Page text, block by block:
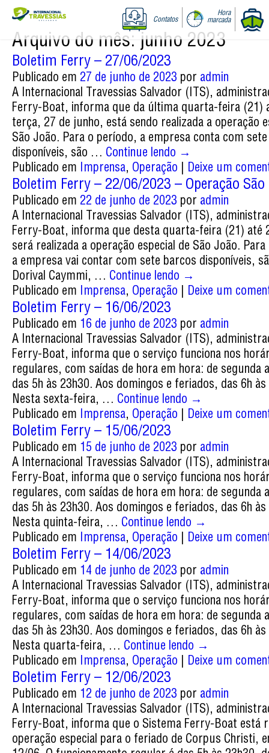
Contatos
Hora
marcada
Arquivo do mês:junho 2023
Boletim Ferry – 27/06/2023
Publicado em 27 de junho de 2023 por admin
A Internacional Travessias Salvador (ITS),
Ferry-Boat, informa que da última quarta-feira (21)
terça, 27 de junho, está sendo realizada a operação
São João. Para o período, a empresa conta com
disponíveis, são … Continue lendo →
Publicado em Imprensa, Operação | Deixe um
Boletim Ferry – 22/06/2023 – Operação São
Publicado em 22 de junho de 2023 por admin
A Internacional Travessias Salvador (ITS),
Ferry-Boat, informa que desta quarta-feira (21) até
será realizada a operação especial de São João.
a empresa vai contar com sete barcos disponíveis,
Dorival Caymmi, … Continue lendo →
Publicado em Imprensa, Operação | Deixe um
Boletim Ferry – 16/06/2023
Publicado em 16 de junho de 2023 por admin
A Internacional Travessias Salvador (ITS),
Ferry-Boat, informa que o serviço funciona nos
regulares, com saídas de hora em hora: de segunda
das 5h às 23h30. Aos domingos e feriados, das 6h
Nesta sexta-feira, … Continue lendo →
Publicado em Imprensa, Operação | Deixe um
Boletim Ferry – 15/06/2023
Publicado em 15 de junho de 2023 por admin
A Internacional Travessias Salvador (ITS),
Ferry-Boat, informa que o serviço funciona nos
regulares, com saídas de hora em hora: de segunda
das 5h às 23h30. Aos domingos e feriados, das 6h
Nesta quinta-feira, … Continue lendo →
Publicado em Imprensa, Operação | Deixe um
Boletim Ferry – 14/06/2023
Publicado em 14 de junho de 2023 por admin
A Internacional Travessias Salvador (ITS),
Ferry-Boat, informa que o serviço funciona nos
regulares, com saídas de hora em hora: de segunda
das 5h às 23h30. Aos domingos e feriados, das 6h
Nesta quarta-feira, … Continue lendo →
Publicado em Imprensa, Operação | Deixe um
Boletim Ferry – 12/06/2023
Publicado em 12 de junho de 2023 por admin
A Internacional Travessias Salvador (ITS),
Ferry-Boat, informa que o Sistema Ferry-Boat está
operação especial para o feriado de Corpus Christi,